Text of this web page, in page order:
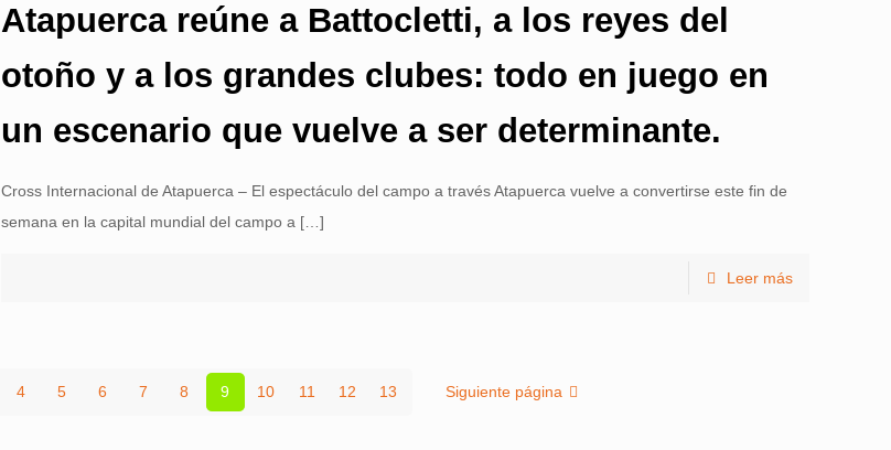
Atapuerca reúne a Battocletti, a los reyes del
otoño y a los grandes clubes: todo en juego en
un escenario que vuelve a ser determinante.
Cross Internacional de Atapuerca – El espectáculo del campo a través Atapuerca vuelve a convertirse este fin de
semana en la capital mundial del campo a […]
Leer más
4 5 6 7 8 9 10 11 12 13 Siguiente página